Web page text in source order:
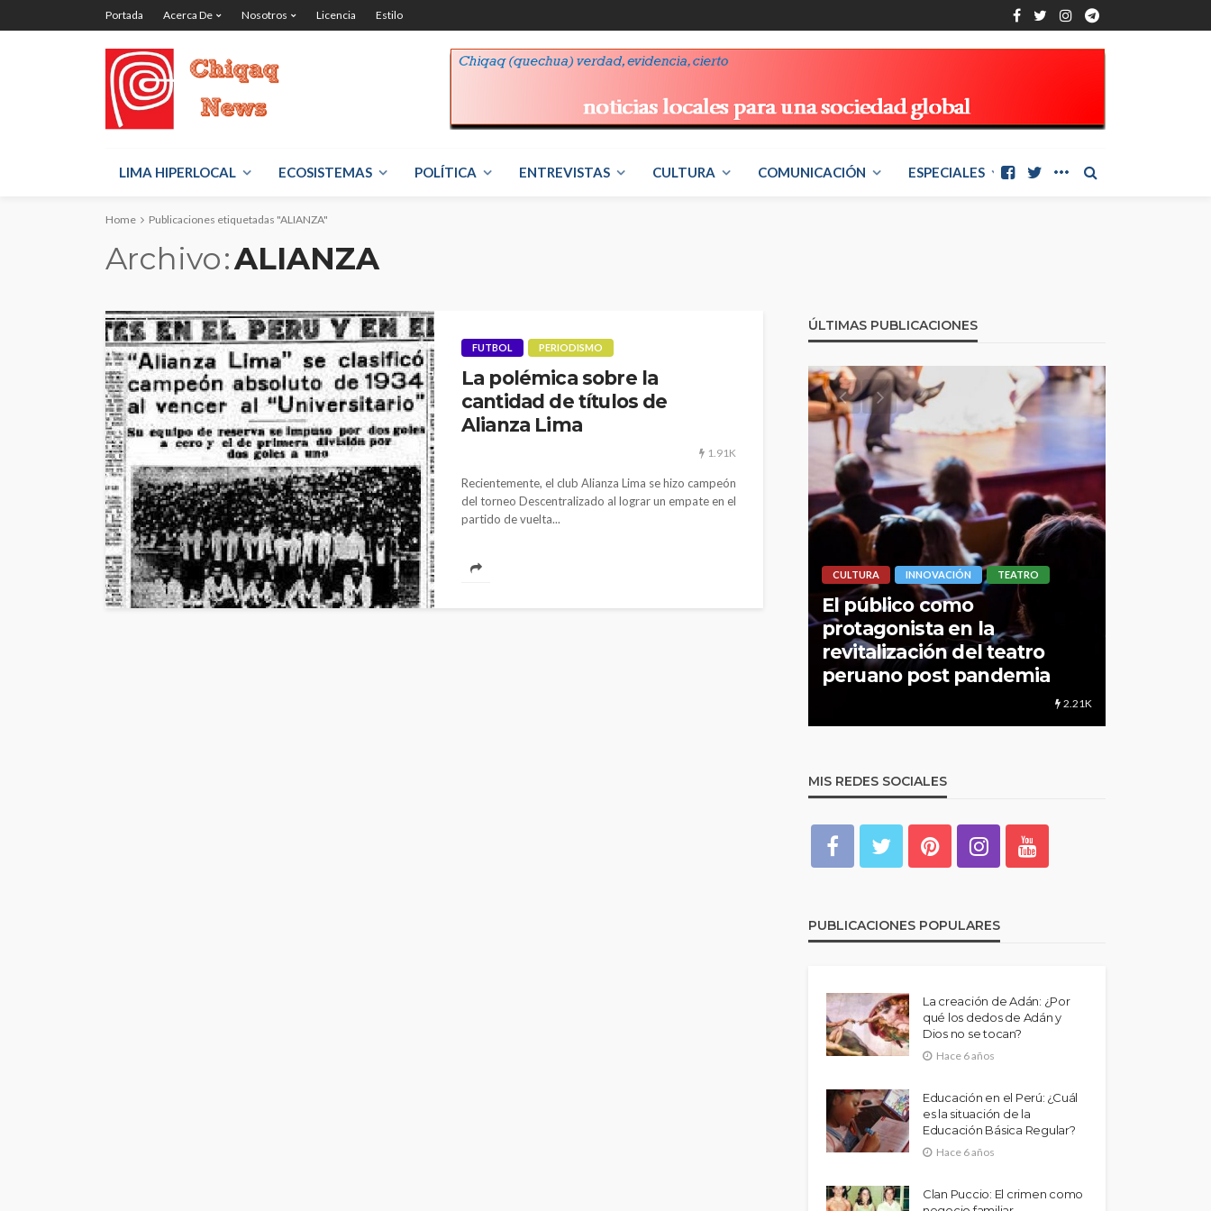
Portada Acerca De Nosotros Licencia Estilo
LIMA HIPERLOCAL ECOSISTEMAS POLÍTICA ENTREVISTAS CULTURA COMUNICACIÓN ESPECIALES
Home Publicaciones etiquetadas "ALIANZA"
Archivo ALIANZA
FUTBOL PERIODISMO
La polémica sobre la
cantidad de títulos de
Alianza Lima
1.91K
Recientemente, el club Alianza Lima se hizo campeón
del torneo Descentralizado al lograr un empate en el
partido de vuelta...
ÚLTIMAS PUBLICACIONES
CULTURA INNOVACIÓN TEATRO
El público como
protagonista en la
revitalización del teatro
peruano post pandemia
2.21K
MIS REDES SOCIALES
PUBLICACIONES POPULARES
La creación de Adán: ¿Por
qué los dedos de Adán y
Dios no se tocan?
Hace 6 años
Educación en el Perú: ¿Cuál
es la situación de la
Educación Básica Regular?
Hace 6 años
Clan Puccio: El crimen como